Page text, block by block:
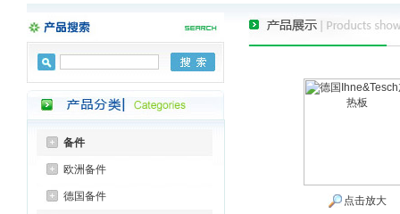
备件
欧洲备件
德国备件 点击放大